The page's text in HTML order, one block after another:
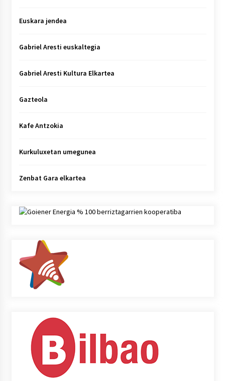
Euskara jendea
Gabriel Aresti euskaltegia
Gabriel Aresti Kultura Elkartea
Gazteola
Kafe Antzokia
Kurkuluxetan umegunea
Zenbat Gara elkartea